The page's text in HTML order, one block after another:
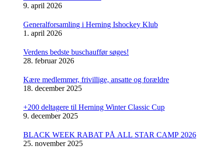
9. april 2026
Generalforsamling i Herning Ishockey Klub
1. april 2026
Verdens bedste buschauffør søges!
28. februar 2026
Kære medlemmer, frivillige, ansatte og forældre
18. december 2025
+200 deltagere til Herning Winter Classic Cup
9. december 2025
BLACK WEEK RABAT PÅ ALL STAR CAMP 2026
25. november 2025